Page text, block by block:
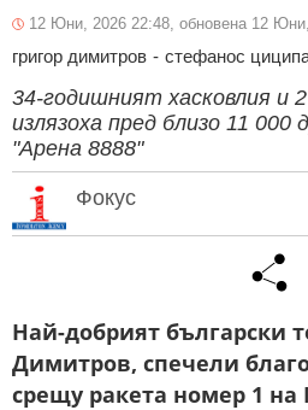
12 Юни, 2026 22:48, обновена 12
григор димитров - стефанос
34-годишният хасковлия и
излязоха пред близо 11
"Арена 8888"
Фокус
Най-добрият български
Димитров, спечели
срещу ракета номер 1 на